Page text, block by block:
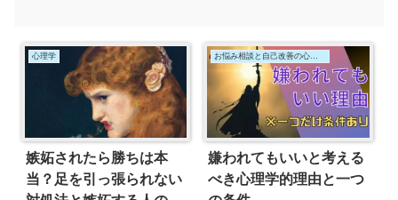
心理学
嫉妬されたら勝ちは本
当？足を引っ張られない
お悩み相談と自己改善の心理学
嫌われてもいいと考える
べき心理学的理由と一つ